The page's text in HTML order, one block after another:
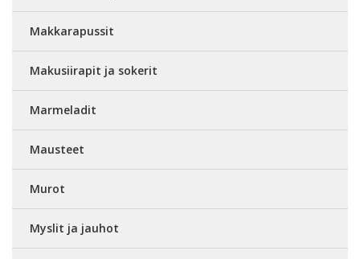
Makkarapussit
Makusiirapit ja sokerit
Marmeladit
Mausteet
Murot
Myslit ja jauhot